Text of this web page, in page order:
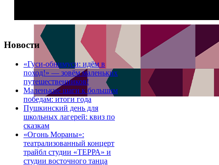
Новости
«Гуси-обнимуси: идём в
поход!» — зовём маленьких
путешественников!
Маленькие шаги к большим
победам: итоги года
Пушкинский день для
школьных лагерей: квиз по
сказкам
«Огонь Мораны»:
театрализованный концерт
трайбл студии «ТЕРРА» и
студии восточного танца